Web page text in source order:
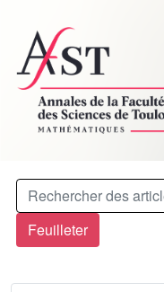
Feuilleter